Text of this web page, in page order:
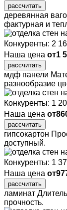
рассчитать
деревянная
фактурная и
Конкуренты: 2
Наша цена от1
рассчитать
мдф панели
разнообразие
Конкуренты: 1
Наша цена от
рассчитать
гипсокартон
доступный.
Конкуренты: 1
Наша цена от
рассчитать
ламинат
прочность.